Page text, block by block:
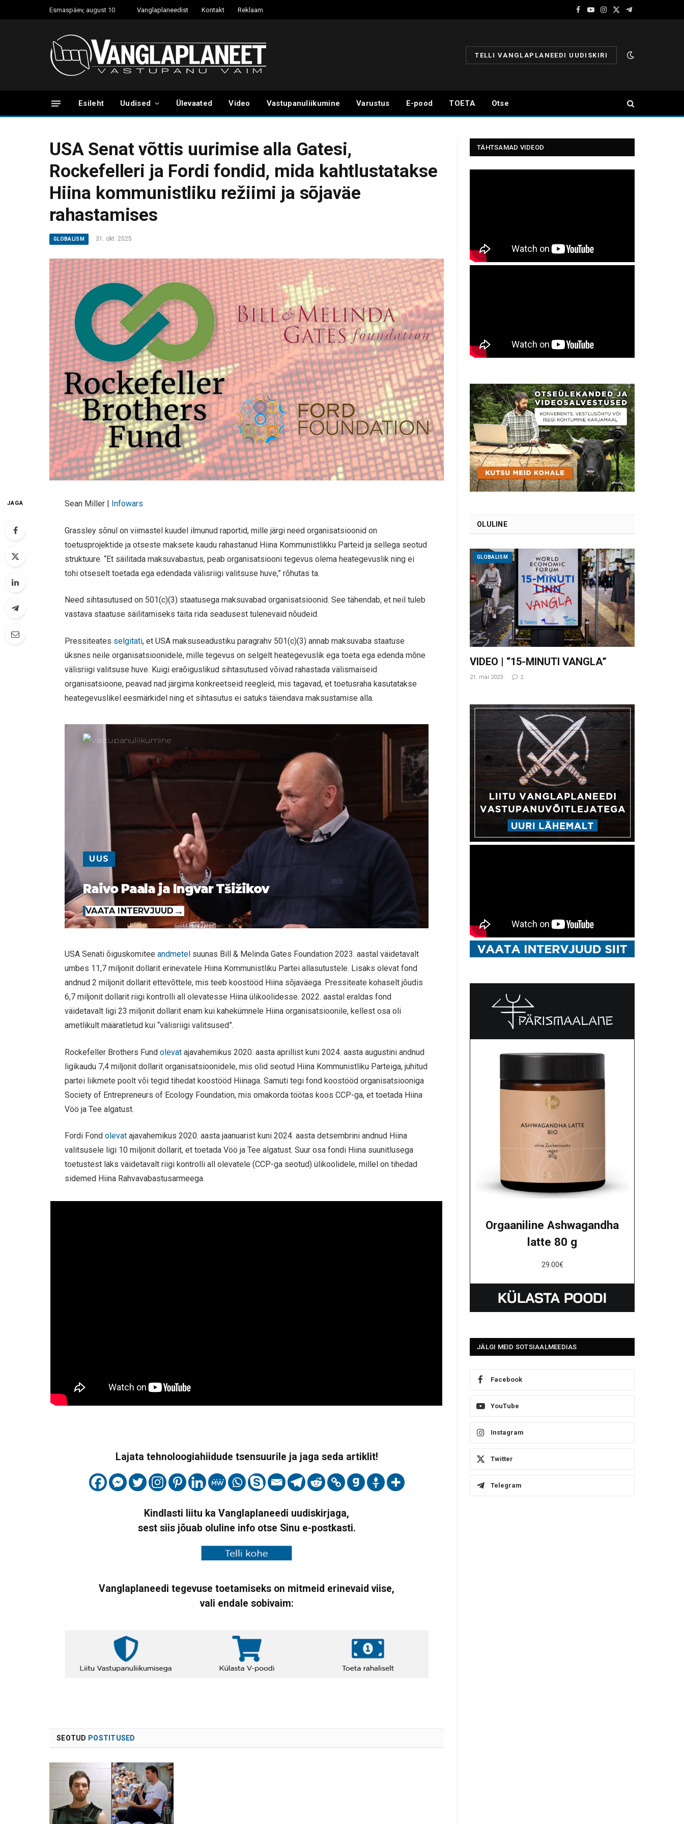
Esmaspäev, august 10 Vanglaplaneedist Kontakt Reklaam
Facebook
YouTube
Instagram
X
Telegram
TELLI VANGLAPLANEEDI UUDISKIRI
Esileht Uudised Ülevaated Video Vastupanuliikumine Varustus E-pood TOETA Otse
USA Senat võttis uurimise alla Gatesi,
Rockefelleri ja Fordi fondid, mida kahtlustatakse
Hiina kommunistliku režiimi ja sõjaväe
rahastamises
GLOBALISM 31. okt. 2025
JAGA Sean Miller | Infowars
Grassley sõnul on viimastel kuudel ilmunud raportid, mille järgi need organisatsioonid on
toetusprojektide ja otseste maksete kaudu rahastanud Hiina Kommunistlikku Parteid ja sellega seotud
struktuure. “Et säilitada maksuvabastus, peab organisatsiooni tegevus olema heategevuslik ning ei
tohi otseselt toetada ega edendada välisriigi valitsuse huve,” rõhutas ta.
Need sihtasutused on 501(c)(3) staatusega maksuvabad organisatsioonid. See tähendab, et neil tuleb
vastava staatuse säilitamiseks täita rida seadusest tulenevaid nõudeid.
Pressiteates selgitati, et USA maksuseadustiku paragrahv 501(c)(3) annab maksuvaba staatuse
üksnes neile organisatsioonidele, mille tegevus on selgelt heategevuslik ega toeta ega edenda mõne
välisriigi valitsuse huve. Kuigi eraõiguslikud sihtasutused võivad rahastada välismaiseid
organisatsioone, peavad nad järgima konkreetseid reegleid, mis tagavad, et toetusraha kasutatakse
heategevuslikel eesmärkidel ning et sihtasutus ei satuks täiendava maksustamise alla.
UUS
Raivo Paala ja Ingvar Tšižikov
VAATA INTERVJUUD
USA Senati õiguskomiteeandmetel suunas Bill & Melinda Gates Foundation 2023. aastal väidetavalt
umbes 11,7 miljonit dollarit erinevatele Hiina Kommunistliku Partei allasutustele. Lisaks olevat fond
andnud 2 miljonit dollarit ettevõttele, mis teeb koostööd Hiina sõjaväega. Pressiteate kohaselt jõudis
6,7 miljonit dollarit riigi kontrolli all olevatesse Hiina ülikoolidesse. 2022. aastal eraldas fond
väidetavalt ligi 23 miljonit dollarit enam kui kahekümnele Hiina organisatsioonile, kellest osa oli
ametlikult määratletud kui “välisriigi valitsused”.
Rockefeller Brothers Fundolevatajavahemikus 2020. aasta aprillist kuni 2024. aasta augustini andnud
ligikaudu 7,4 miljonit dollarit organisatsioonidele, mis olid seotud Hiina Kommunistliku Parteiga, juhitud
partei liikmete poolt või tegid tihedat koostööd Hiinaga. Samuti tegi fond koostööd organisatsiooniga
Society of Entrepreneurs of Ecology Foundation, mis omakorda töötas koos CCP-ga, et toetada Hiina
Vöö ja Tee algatust.
Fordi Fondolevatajavahemikus 2020. aasta jaanuarist kuni 2024. aasta detsembrini andnud Hiina
valitsusele ligi 10 miljonit dollarit, et toetada Vöö ja Tee algatust. Suur osa fondi Hiina suunitlusega
toetustest läks väidetavalt riigi kontrolli all olevatele (CCP-ga seotud) ülikoolidele, millel on tihedad
sidemed Hiina Rahvavabastusarmeega.
Lajata tehnoloogiahiidude tsensuurile ja jaga seda artiklit!
Kindlasti liitu ka Vanglaplaneedi uudiskirjaga,
sest siis jõuab oluline info otse Sinu e-postkasti.
Vanglaplaneedi tegevuse toetamiseks on mitmeid erinevaid viise,
vali endale sobivaim:
SEOTUD POSTITUSED
TÄHTSAMAD VIDEOD
OLULINE
GLOBALISM
VIDEO | “15-MINUTI VANGLA”
21. mai 2023 2
Orgaaniline Ashwagandha
latte 80 g
29.00€
JÄLGI MEID SOTSIAALMEEDIAS
Facebook
YouTube
Instagram
Twitter
Telegram